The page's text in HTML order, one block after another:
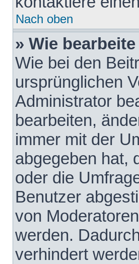
Nach oben
» Wie
Wie bei den
ursprünglichen
Administrator
bearbeiten,
immer mit der
abgegeben hat,
oder die
Benutzer
von
werden.
verhindert